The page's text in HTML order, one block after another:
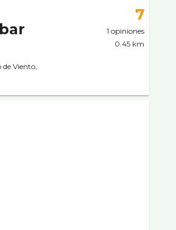
de Viento,
7
1 opiniones
0.45 km